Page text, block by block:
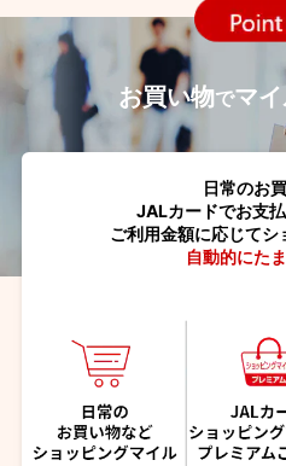
お買い物でマ
日常のお
JALカードでお支払
ご利用金額に応じて
自動的にた